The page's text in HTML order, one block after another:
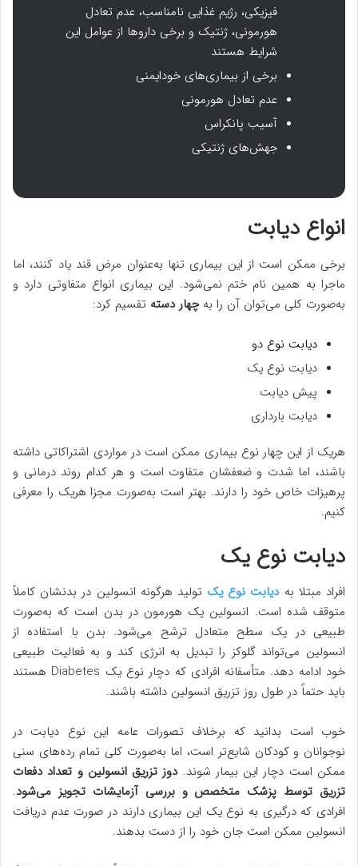
فیزیکی، رژیم غذایی نامناسب، عدم تعادل
هورمونی، ژنتیک و برخی داروها از عوامل این
شرایط هستند
برخی از بیماری‌های خودایمنی
عدم تعادل هورمونی
آسیب پانکراس
جهش‌های ژنتیکی
انواع دیابت
برخی ممکن است از این بیماری تنها به‌عنوان مرض قند یاد کنند، اما
ماجرا به همین نام ختم نمی‌شود. این بیماری انواع متفاوتی دارد و
به‌صورت کلی می‌توان آن را بهچهار دسته تقسیم کرد:
دیابت نوع دو
دیابت نوع یک
پیش دیابت
دیابت بارداری
هریک از این چهار نوع بیماری ممکن است در مواردی اشتراکاتی داشته
باشند، اما شدت و ضعفشان متفاوت است و هر کدام روند درمانی و
پرهیزات خاص خود را دارند. بهتر است به‌صورت مجزا هریک را معرفی
کنیم.
دیابت نوع یک
افراد مبتلا بهدیابت نوع یک تولید هرگونه انسولین در بدنشان کاملاً
متوقف شده است. انسولین یک هورمون در بدن است که به‌صورت
طبیعی در یک سطح متعادل ترشح می‌شود. بدن با استفاده از
انسولین می‌تواند گلوکز را تبدیل به انرژی کند و به فعالیت طبیعی
خود ادامه دهد. متأسفانه افرادی که دچار نوع یک Diabetes هستند
باید حتماً در طول روز تزریق انسولین داشته باشند.
خوب است بدانید که برخلاف تصورات عامه این نوع دیابت در
نوجوانان و کودکان شایع‌تر است، اما به‌صورت کلی تمام رده‌های سنی
ممکن است دچار این بیمار شوند.دوز تزریق انسولین و تعداد دفعات
تزریق توسط پزشک متخصص و بررسی آزمایشات تجویز می‌شود.
افرادی که درگیری به نوع یک این بیماری دارند در صورت عدم دریافت
انسولین ممکن است جان خود را از دست بدهند.